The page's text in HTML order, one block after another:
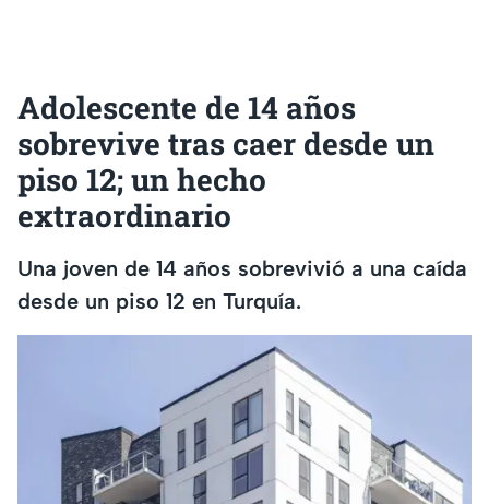
Adolescente de 14 años
sobrevive tras caer desde un
piso 12; un hecho
extraordinario
Una joven de 14 años sobrevivió a una caída
desde un piso 12 en Turquía.